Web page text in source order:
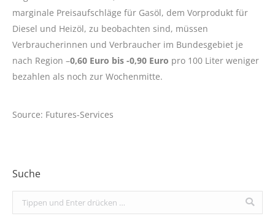
marginale Preisaufschläge für Gasöl, dem Vorprodukt für
Diesel und Heizöl, zu beobachten sind, müssen
Verbraucherinnen und Verbraucher im Bundesgebiet je
nach Region –0,60 Euro bis -0,90 Euro pro 100 Liter weniger
bezahlen als noch zur Wochenmitte.
Source: Futures-Services
Suche
Search: